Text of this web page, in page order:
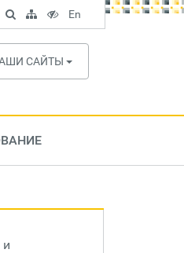
САЙТЫ
Поиск
по
сайту
Карта
сайта
Версия
для
слабовидящих
En
English